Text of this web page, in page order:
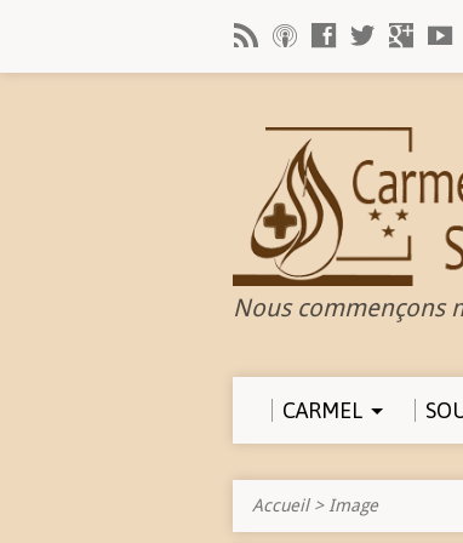
Nous commençons
CARMEL
Accueil> Image